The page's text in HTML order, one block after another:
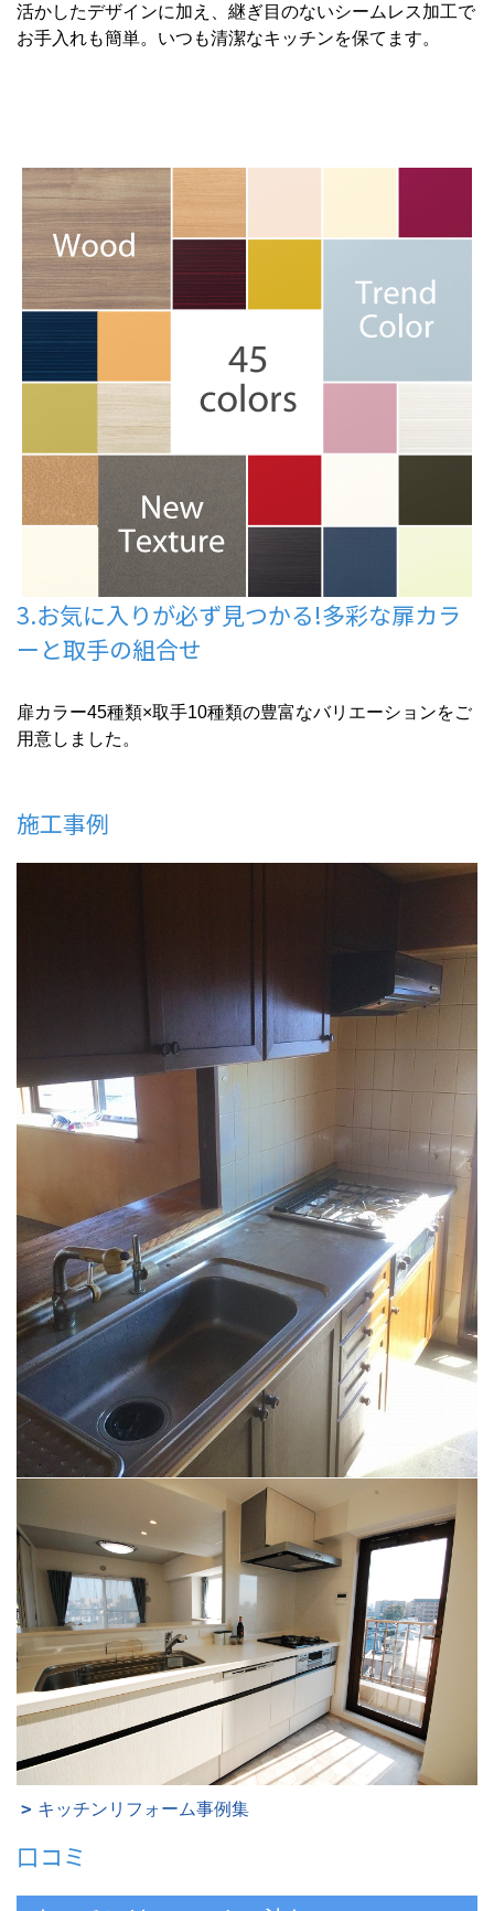
活かしたデザインに加え、継ぎ目のないシームレス加工で
お手入れも簡単。いつも清潔なキッチンを保てます。
3.お気に入りが必ず見つかる!多彩な扉カラ
ーと取手の組合せ
扉カラー45種類×取手10種類の豊富なバリエーションをご
用意しました。
施工事例
キッチンリフォーム事例集
口コミ